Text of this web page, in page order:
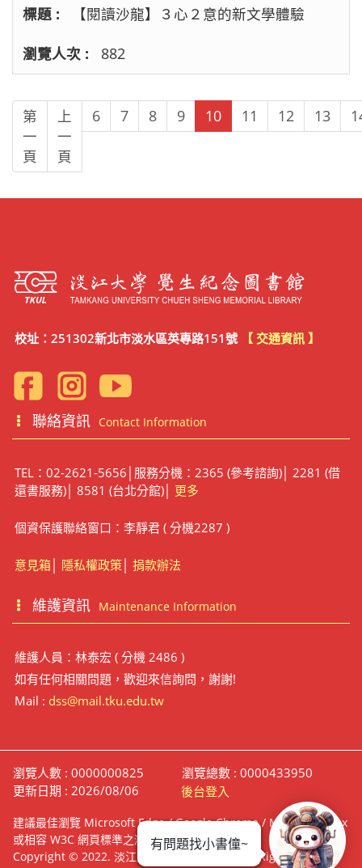
【閱讀沙龍】３心２意的新文學體驗
882
第
一
頁
上
一
頁
6 7 8 9 10 11 12 13
校址：251302新北市淡水區英專路151號 【 交通資訊 】
聯絡資訊 Contact Information
TEL：02-2621-5656│服務分機：2365 (參考諮詢)│ 2281 (借
還書服務)│ 8581 (台北分館)│ 更多
個資保護聯絡窗口：李靜君 ( 分機2287 )
意見箱│ 隱私權政策│ 捐款辦法
維護資訊 Maintenance Information
維護人員：林泰宏 ( 分機 2486 )
如有任何相關問題，歡迎來信詢問，謝謝!
Mail : dss@mail.tku.edu.tw
瀏覽人數 : 0000000825
瀏覽總數 : 0000433950
更新日期 : 2026/08/06
後台登入
建議最佳瀏覽 Microsoft Edge / Google Chrome / Mozilla Firefox
或相容 W3C 網頁標準之瀏覽器
Copyright © 2022. 淡江大學覺生紀念圖書館 All Right Reserve.
有問題找小書僮~